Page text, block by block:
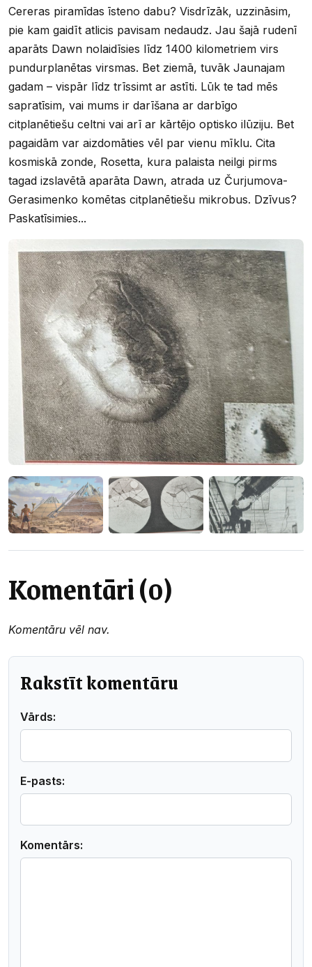
Cereras piramīdas īsteno dabu? Visdrīzāk, uzzināsim,
pie kam gaidīt atlicis pavisam nedaudz. Jau šajā rudenī
aparāts Dawn nolaidīsies līdz 1400 kilometriem virs
pundurplanētas virsmas. Bet ziemā, tuvāk Jaunajam
gadam – vispār līdz trīssimt ar astīti. Lūk te tad mēs
sapratīsim, vai mums ir darīšana ar darbīgo
citplanētiešu celtni vai arī ar kārtējo optisko ilūziju. Bet
pagaidām var aizdomāties vēl par vienu mīklu. Cita
kosmiskā zonde, Rosetta, kura palaista neilgi pirms
tagad izslavētā aparāta Dawn, atrada uz Čurjumova-
Gerasimenko komētas citplanētiešu mikrobus. Dzīvus?
Paskatīsimies...
Komentāri (0)
Komentāru vēl nav.
Rakstīt komentāru
Vārds:
E-pasts:
Komentārs: